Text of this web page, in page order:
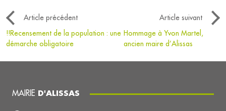
Article précédent
Article suivant
!!️Recensement de la population : une
démarche obligatoire
Hommage à Yvon Martel,
ancien maire d’Alissas
MAIRIE D'ALISSAS